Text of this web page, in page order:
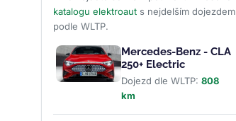
katalogu elektroauts nejdelším dojezdem
podle WLTP.
Mercedes-Benz - CLA
250+ Electric
Dojezd dle WLTP: 808
km